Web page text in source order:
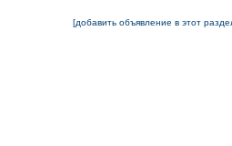
[добавить объявление в этот